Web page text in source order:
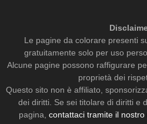
Le pagine da colorare presenti
gratuitamente solo per uso
Alcune pagine possono raffigurare
proprietà dei
Questo sito non è affiliato,
dei diritti. Se sei titolare di diritti e
pagina, contattaci tramite il